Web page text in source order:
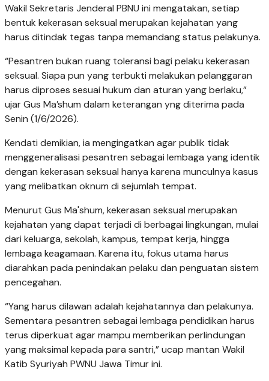
Wakil Sekretaris Jenderal PBNU ini mengatakan, setiap
bentuk kekerasan seksual merupakan kejahatan yang
harus ditindak tegas tanpa memandang status pelakunya.
“Pesantren bukan ruang toleransi bagi pelaku kekerasan
seksual. Siapa pun yang terbukti melakukan pelanggaran
harus diproses sesuai hukum dan aturan yang berlaku,”
ujar Gus Ma’shum dalam keterangan yng diterima pada
Senin (1/6/2026).
Kendati demikian, ia mengingatkan agar publik tidak
menggeneralisasi pesantren sebagai lembaga yang identik
dengan kekerasan seksual hanya karena munculnya kasus
yang melibatkan oknum di sejumlah tempat.
Menurut Gus Ma'shum, kekerasan seksual merupakan
kejahatan yang dapat terjadi di berbagai lingkungan, mulai
dari keluarga, sekolah, kampus, tempat kerja, hingga
lembaga keagamaan. Karena itu, fokus utama harus
diarahkan pada penindakan pelaku dan penguatan sistem
pencegahan.
“Yang harus dilawan adalah kejahatannya dan pelakunya.
Sementara pesantren sebagai lembaga pendidikan harus
terus diperkuat agar mampu memberikan perlindungan
yang maksimal kepada para santri,” ucap mantan Wakil
Katib Syuriyah PWNU Jawa Timur ini.